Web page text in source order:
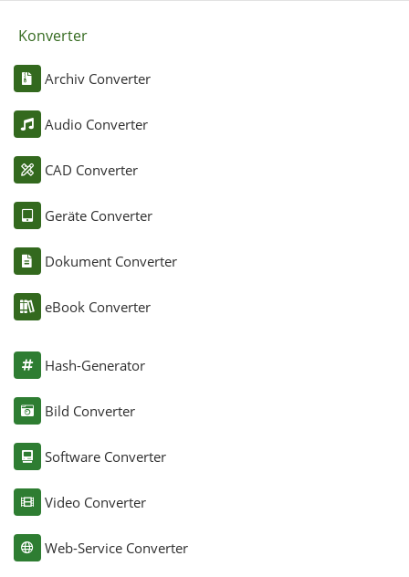
Konverter
Archiv Converter
Audio Converter
CAD Converter
Geräte Converter
Dokument Converter
eBook Converter
Hash-Generator
Bild Converter
Software Converter
Video Converter
Web-Service Converter